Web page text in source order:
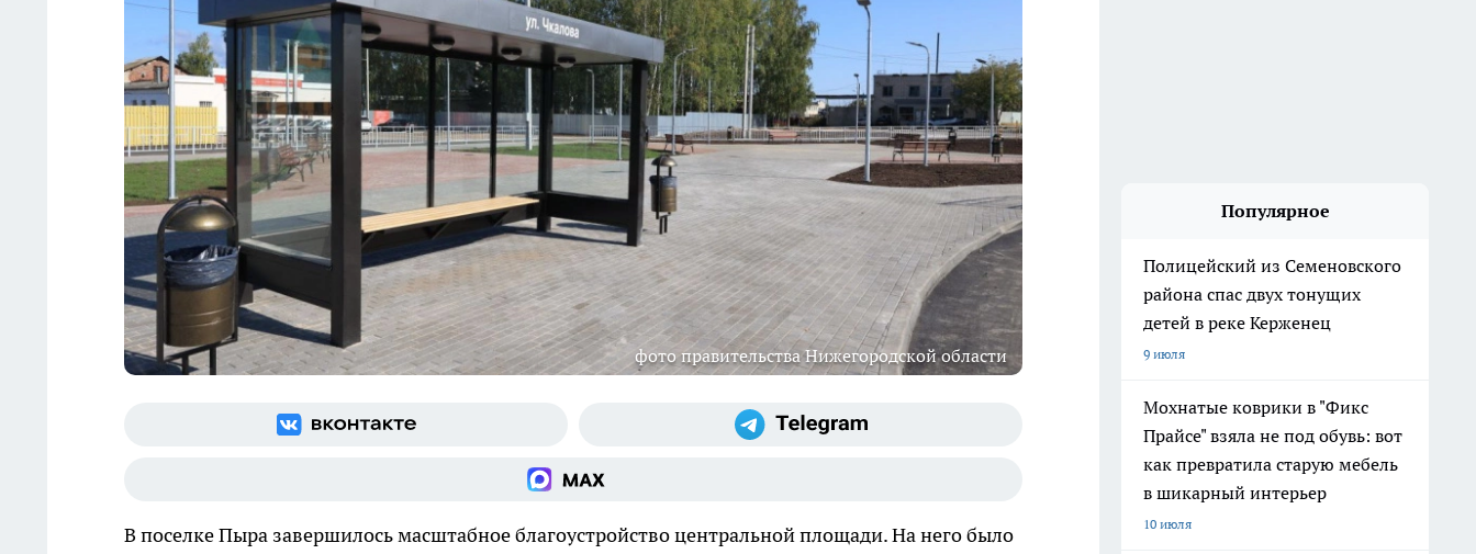
фото правительства Нижегородской области
В поселке Пыра завершилось масштабное благоустройство центральной площади. На него было
Популярное
Полицейский из Семеновского
района спас двух тонущих
детей в реке Керженец
9 июля
Мохнатые коврики в "Фикс
Прайсе" взяла не под обувь: вот
как превратила старую мебель
в шикарный интерьер
10 июля